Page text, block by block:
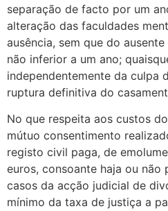
separação de facto por um
alteração das faculdades
ausência, sem que do
não inferior a um ano;
independentemente da culpa
ruptura definitiva do
No que respeita aos custos
mútuo consentimento
registo civil paga, de
euros, consoante haja ou não
casos da acção judicial de
mínimo da taxa de justiça a